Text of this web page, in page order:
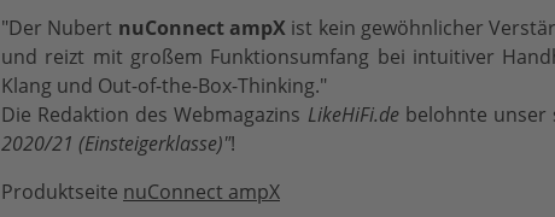
"Der Nubert nuConnect ampX ist kein gewöhnlicher
und reizt mit großem Funktionsumfang bei intuitiver
Klang und Out-of-the-Box-Thinking."
Die Redaktion des Webmagazins LikeHiFi.debelohnte unser
2020/21 (Einsteigerklasse)"!
Produktseite nuConnect ampX